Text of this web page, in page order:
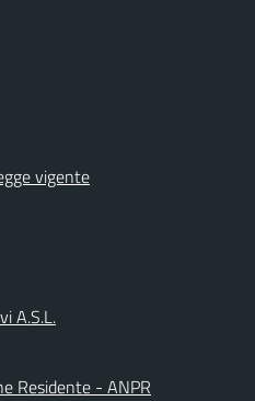
vigente
A.S.L.
Residente - ANPR